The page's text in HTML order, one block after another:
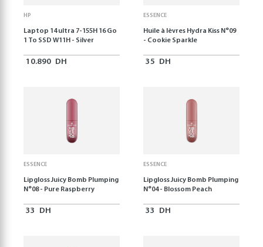
HP
Laptop 14 ultra 7-155H 16 Go
1 To SSD W11H - Silver
10.890 DH
ESSENCE
Huile à lèvres Hydra Kiss N°09
- Cookie Sparkle
35 DH
ESSENCE
Lipgloss Juicy Bomb Plumping
N°08 - Pure Raspberry
33 DH
ESSENCE
Lipgloss Juicy Bomb Plumping
N°04 - Blossom Peach
33 DH